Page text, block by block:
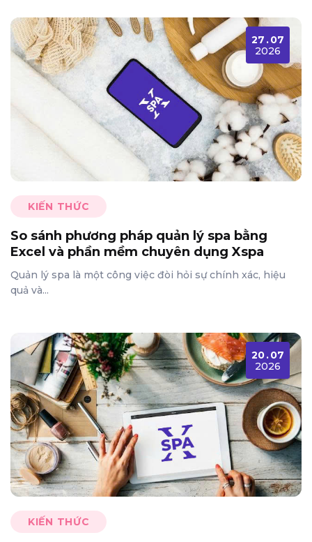
KIẾN THỨC
So sánh phương pháp quản lý spa bằng
Excel và phần mềm chuyên dụng Xspa
Quản lý spa là một công việc đòi hỏi sự chính xác, hiệu
quả và...
27 .07
2026
KIẾN THỨC
20.07
2026